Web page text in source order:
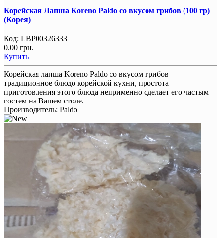
Корейская Лапша Koreno Paldo со вкусом грибов (100 гр)
(Корея)
Код: LBP00326333
0.00 грн.
Купить
Корейская лапша Koreno Paldo со вкусом грибов –
традиционное блюдо корейской кухни, простота
приготовления этого блюда неприменно сделает его частым
гостем на Вашем столе.
Производитель: Paldo